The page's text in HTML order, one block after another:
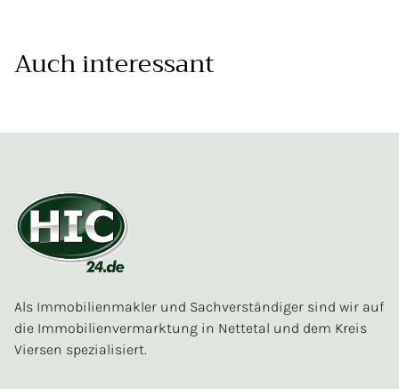
Auch interessant
Als Immobilienmakler und Sachverständiger sind wir auf
die Immobilienvermarktung in Nettetal und dem Kreis
Viersen spezialisiert.